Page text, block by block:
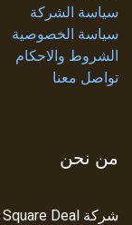
سياسة الشركة
سياسة الخصوصية
الشروط والاحكام
تواصل معنا
من نحن